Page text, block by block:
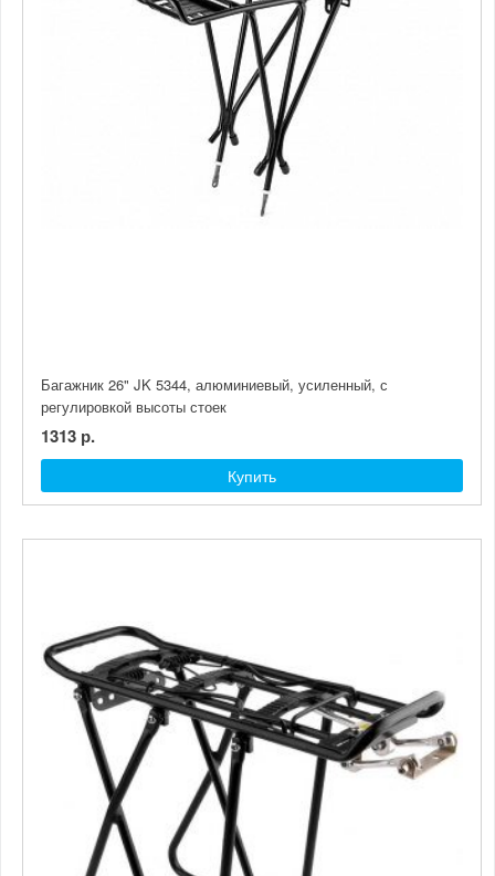
Багажник 26" JK 5344, алюминиевый, усиленный, с
регулировкой высоты стоек
1313 р.
Купить